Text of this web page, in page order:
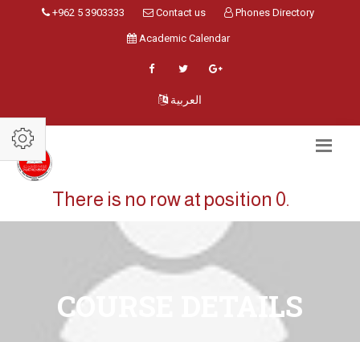
+962 5 3903333 Contact us Phones Directory
Academic Calendar
العربية
There is no row at position 0.
COURSE DETAILS